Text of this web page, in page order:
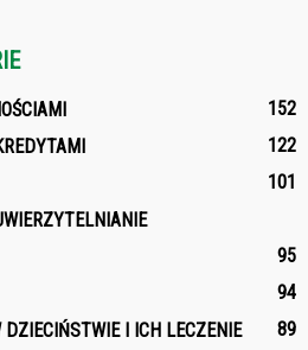
152
122
101
95
94
I ICH LECZENIE
89